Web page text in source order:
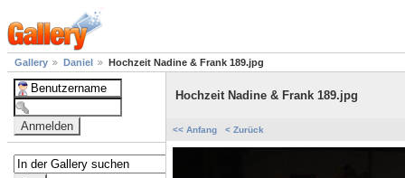
Gallery Daniel Hochzeit Nadine & Frank 189.jpg
Hochzeit Nadine & Frank 189.jpg
<< Anfang < Zurück